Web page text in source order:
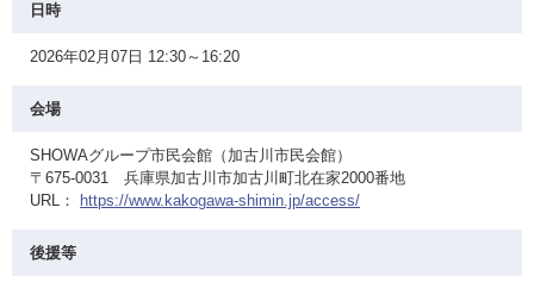
日時
2026年02月07日 12:30～16:20
会場
SHOWAグループ市民会館（加古川市民会館）
〒675-0031 兵庫県加古川市加古川町北在家2000番地
URL：
https://www.kakogawa-shimin.jp/access/
後援等